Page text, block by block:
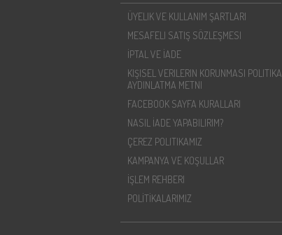
ÜYELIK VE KULLANIM ŞARTLARI
MESAFELI SATIŞ SÖZLEŞMESI
İPTAL VE İADE
KIŞISEL VERILERIN KORUNMASI
AYDINLATMA METNI
FACEBOOK SAYFA KURALLARI
NASIL İADE YAPABILIRIM?
ÇEREZ POLITIKAMIZ
KAMPANYA VE KOŞULLAR
İŞLEM REHBERI
POLİTİKALARIMIZ